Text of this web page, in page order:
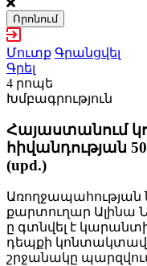
Որոնում
Մուտք Գրանցվել
Գրել
4 րոպե
Խմբագրություն
Հայաստանում
հիվանդության
(upd.)
Առողջապահության
քարտուղար Ալինա
ը գտնվել է
դեպքի
շրջանակը